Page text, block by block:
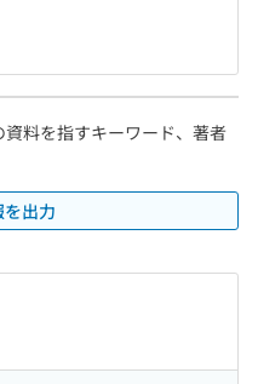
料を指すキーワード、著者
出力